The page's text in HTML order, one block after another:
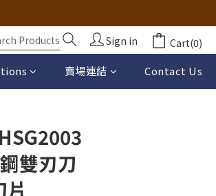
Sign in Cart(0)
賣場連結 Contact Us
雙刃刀
BUY NOW